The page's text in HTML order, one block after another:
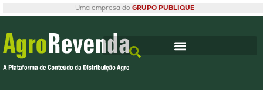
Uma empresa do GRUPO PUBLIQUE